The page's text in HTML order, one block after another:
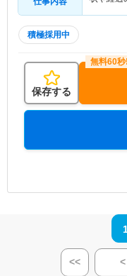
積極採用中
保存する
<< <